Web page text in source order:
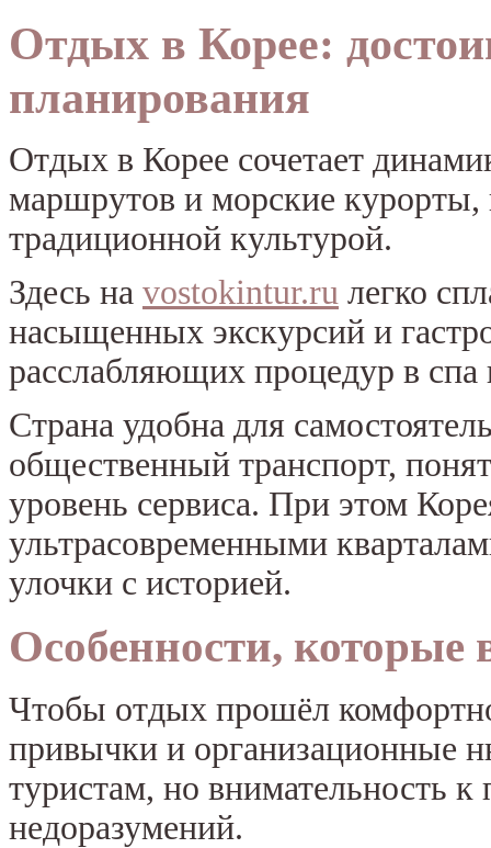
Отдых в Корее:
планирования
Отдых в Корее сочетает
маршрутов и морские курорты,
традиционной культурой.
Здесь на vostokintur.ru легко
насыщенных экскурсий и
расслабляющих процедур в спа
Страна удобна для
общественный транспорт,
уровень сервиса. При этом
ультрасовременными
улочки с историей.
Особенности,
Чтобы отдых прошёл
привычки и организационные
туристам, но внимательность к
недоразумений.